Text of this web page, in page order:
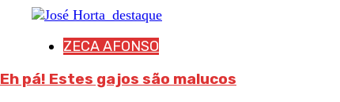
ZECA AFONSO
Eh pá! Estes gajos são malucos